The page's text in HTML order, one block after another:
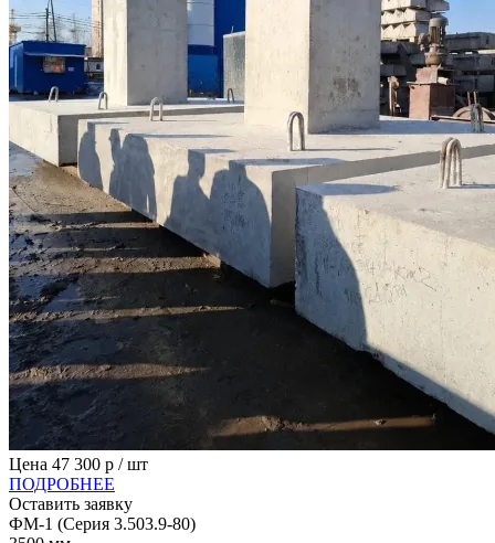
Цена 47 300 р / шт
ПОДРОБНЕЕ
Оставить заявку
ФМ-1 (Серия 3.503.9-80)